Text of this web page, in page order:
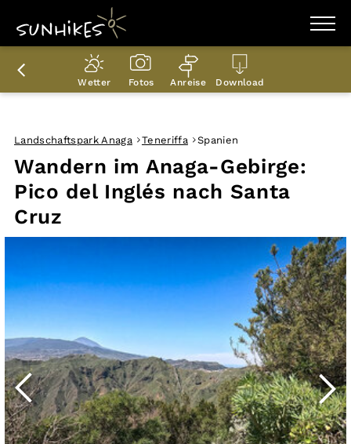
WANDERZIELE
WANDERUNGEN
ENTDECKEN
PLANER
Wetter Fotos Anreise Download
Wandern im Anaga-Gebirge:
Pico del Inglés nach Santa
Cruz
Landschaftspark Anaga Teneriffa Spanien